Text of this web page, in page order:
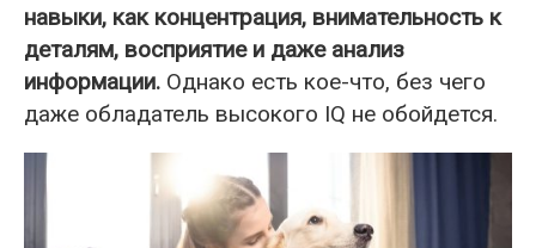
навыки, как концентрация, внимательность к
деталям, восприятие и даже анализ
информации. Однако есть кое-что, без чего
даже обладатель высокого IQ не обойдется.